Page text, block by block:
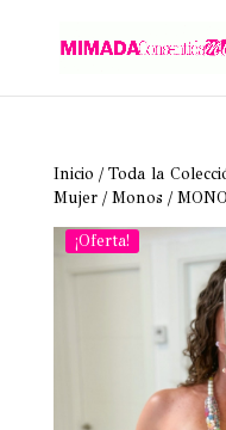
Inicio /Toda la
Mujer/Monos /
¡Oferta!